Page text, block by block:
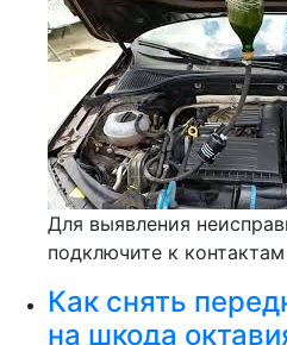
Для выявления
подключите к
Как снять
на шкода